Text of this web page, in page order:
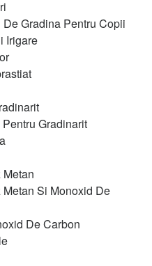
Gradina Pentru Copii
Irigare
Gradinarit
Si Monoxid De
De Carbon